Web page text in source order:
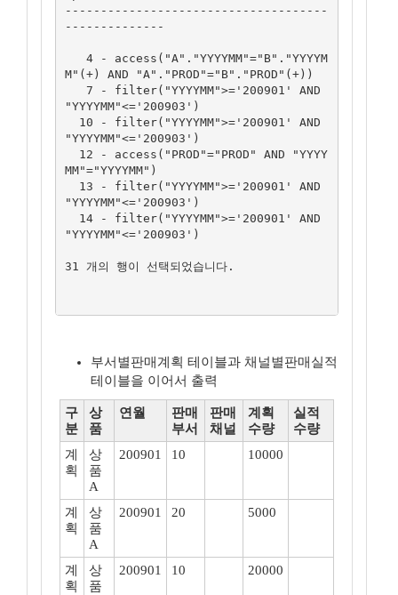
-------------------------------------
--------------
M"(+) AND "A"."PROD"="B"."PROD"(+))
"YYYYMM"<='200903')
"YYYYMM"<='200903')
MM"="YYYYMM")
"YYYYMM"<='200903')
"YYYYMM"<='200903')
31 개의 행이 선택되었습니다.
부서별판매계획 테이블과 채널별판매실적
테이블을 이어서 출력
구
분
상
품
연월
판매
부서
판매
채널
계획
수량
실적
수량
계
획
상
품
A
200901 10 10000
계
획
상
품
A
200901 20 5000
계
획
상
품
200901 10 20000